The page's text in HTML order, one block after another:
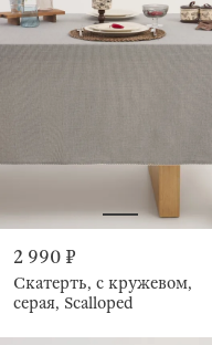
2 990 ₽
Скатерть, с кружевом,
серая, Scalloped